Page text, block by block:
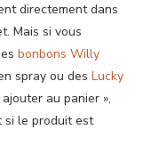
directement dans
Mais si vous
bonbons Willy
spray ou des Lucky
au panier »,
si le produit est